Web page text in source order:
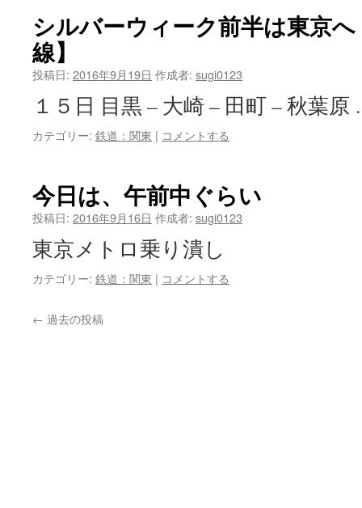
シルバーウィーク前半は東京
線】
投稿日: 2016年9月19日 作成者: sugi0123
１５日 目黒 – 大崎 – 田町 – 秋葉
カテゴリー: 鉄道：関東 | コメントする
今日は、午前中ぐらい
投稿日: 2016年9月16日 作成者: sugi0123
東京メトロ乗り潰し
カテゴリー: 鉄道：関東 | コメントする
← 過去の投稿